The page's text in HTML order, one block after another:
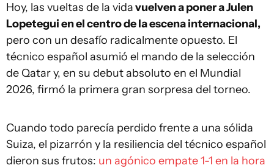
Hoy, las vueltas de la vidavuelven a poner a Julen
Lopetegui en el centro de la escena internacional,
pero con un desafío radicalmente opuesto. El
técnico español asumió el mando de la selección
de Qatar y, en su debut absoluto en el Mundial
2026, firmó la primera gran sorpresa del torneo.
Cuando todo parecía perdido frente a una sólida
Suiza, el pizarrón y la resiliencia del técnico español
dieron sus frutos: un agónico empate 1-1 en la hora